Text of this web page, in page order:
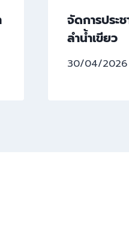
จัดการประ
ลำน้ำเขียว
30/04/2026